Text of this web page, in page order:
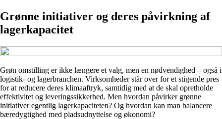
Grønne initiativer og deres påvirkning af
lagerkapacitet
Grøn omstilling er ikke længere et valg, men en nødvendighed – også i
logistik- og lagerbranchen. Virksomheder står over for et stigende pres
for at reducere deres klimaaftryk, samtidig med at de skal opretholde
effektivitet og leveringssikkerhed. Men hvordan påvirker grønne
initiativer egentlig lagerkapaciteten? Og hvordan kan man balancere
bæredygtighed med pladsudnyttelse og økonomi?